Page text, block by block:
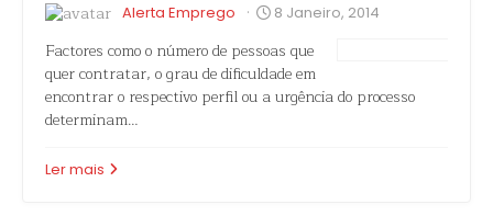
Alerta Emprego · 8 Janeiro, 2014
Factores como o número de pessoas que
quer contratar, o grau de dificuldade em
encontrar o respectivo perfil ou a urgência do processo
determinam…
Ler mais